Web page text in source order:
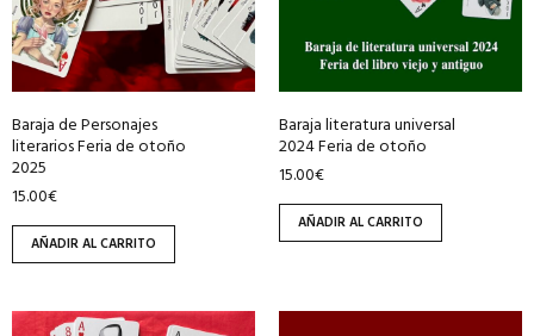
Baraja de Personajes
literarios Feria de otoño
2025
15.00€
AÑADIR AL CARRITO
Baraja literatura universal
2024 Feria de otoño
15.00€
AÑADIR AL CARRITO